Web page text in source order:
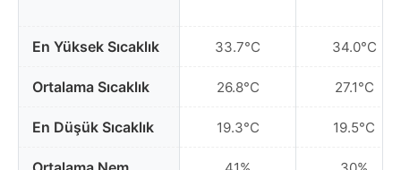
En Yüksek Sıcaklık
Ortalama Sıcaklık
En Düşük Sıcaklık
33.7°C
26.8°C
19.3°C
34.0°C
27.1°C
19.5°C